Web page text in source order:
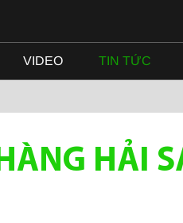
VIDEO TIN TỨC
HẢI